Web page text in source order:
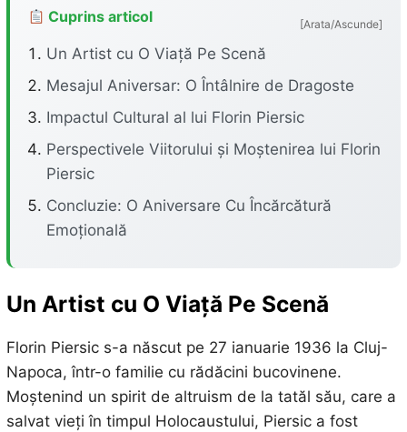
Cuprins articol [Arata/Ascunde]
Un Artist cu O Viață Pe Scenă
Mesajul Aniversar: O Întâlnire de Dragoste
Impactul Cultural al lui Florin Piersic
Perspectivele Viitorului și Moștenirea lui Florin
Piersic
Concluzie: O Aniversare Cu Încărcătură
Emoțională
Un Artist cu O Viață Pe Scenă
Florin Piersic s-a născut pe 27 ianuarie 1936 la Cluj-
Napoca, într-o familie cu rădăcini bucovinene.
Moștenind un spirit de altruism de la tatăl său, care a
salvat vieți în timpul Holocaustului, Piersic a fost